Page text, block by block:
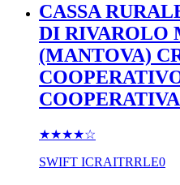
CASSA
DI RIVAROLO
(MANTOVA)
COOPERATIVA
★★★★☆
SWIFT ICRAITRRLE0